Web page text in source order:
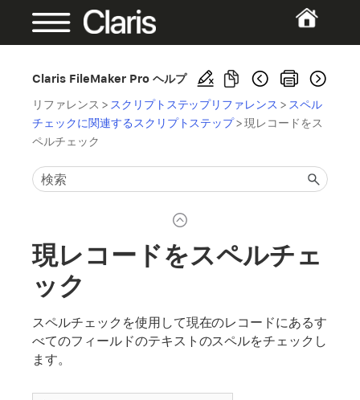
Claris FileMaker Pro ヘルプ
リファレンス > スクリプトステップリファレンス > スペル
チェックに関連するスクリプトステップ>現レコードをス
ペルチェック
現レコードをスペルチェ
ック
スペルチェックを使用して現在のレコードにあるす
べてのフィールドのテキストのスペルをチェックし
ます。